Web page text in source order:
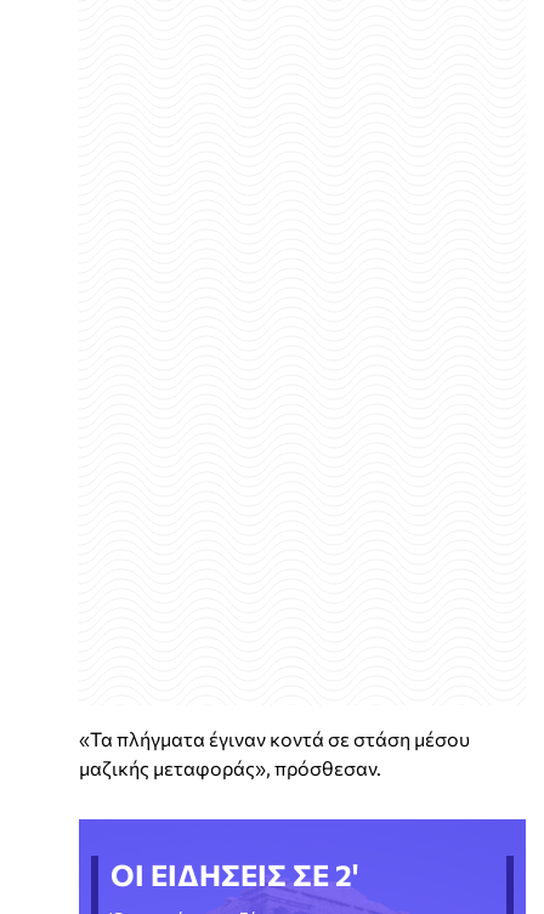
«Τα πλήγματα έγιναν κοντά σε στάση μέσου
μαζικής μεταφοράς», πρόσθεσαν.
ΟΙ ΕΙΔΗΣΕΙΣ ΣΕ 2'